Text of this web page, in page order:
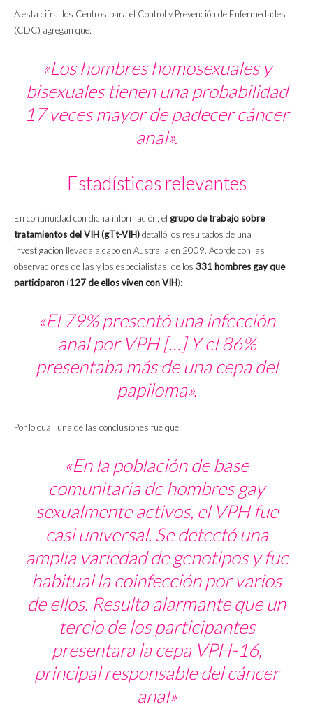
A esta cifra, los Centros para el Control y Prevención de Enfermedades
(CDC) agregan que:
«Los hombres homosexuales y
bisexuales tienen una probabilidad
17 veces mayor de padecer cáncer
anal».
Estadísticas relevantes
En continuidad con dicha información, el grupo de trabajo sobre
tratamientos del VIH (gTt-VIH)detalló los resultados de una
investigación llevada a cabo en Australia en 2009. Acorde con las
observaciones de las y los especialistas, de los 331 hombres gay que
participaron (127 de ellos viven con VIH):
«El 79% presentó una infección
anal por VPH […] Y el 86%
presentaba más de una cepa del
papiloma».
Por lo cual, una de las conclusiones fue que:
«En la población de base
comunitaria de hombres gay
sexualmente activos, el VPH fue
casi universal. Se detectó una
amplia variedad de genotipos y fue
habitual la coinfección por varios
de ellos. Resulta alarmante que un
tercio de los participantes
presentara la cepa VPH-16,
principal responsable del cáncer
anal»